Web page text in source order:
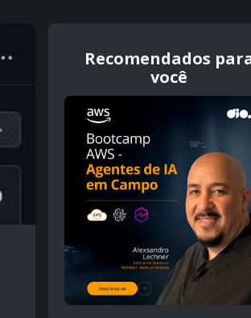
Recomendados
você